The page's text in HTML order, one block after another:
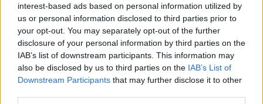
interest-based ads based on personal information utilized by
us or personal information disclosed to third parties prior to
your opt-out. You may separately opt-out of the further
disclosure of your personal information by third parties on the
IAB’s list of downstream participants. This information may
also be disclosed by us to third parties on the IAB’s List of
Downstream Participants that may further disclose it to other